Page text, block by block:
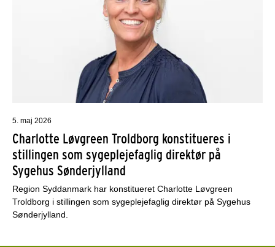
5. maj 2026
Charlotte Løvgreen Troldborg konstitueres i
stillingen som sygeplejefaglig direktør på
Sygehus Sønderjylland
Region Syddanmark har konstitueret Charlotte Løvgreen
Troldborg i stillingen som sygeplejefaglig direktør på Sygehus
Sønderjylland.